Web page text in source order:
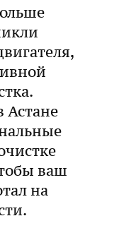
ваш
на